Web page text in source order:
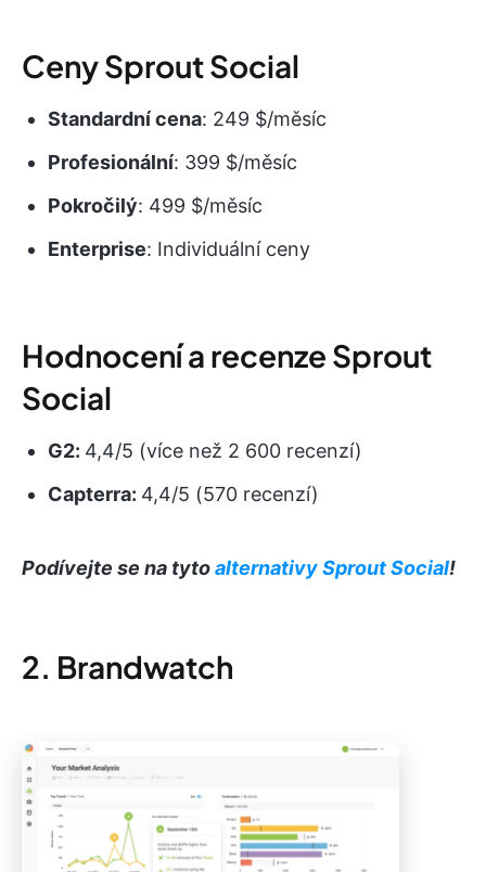
Ceny Sprout Social
Standardní cena: 249 $/měsíc
Profesionální: 399 $/měsíc
Pokročilý: 499 $/měsíc
Enterprise: Individuální ceny
Hodnocení a recenze Sprout
Social
G2: 4,4/5 (více než 2 600 recenzí)
Capterra: 4,4/5 (570 recenzí)
Podívejte se na tytoalternativy Sprout Social!
2. Brandwatch